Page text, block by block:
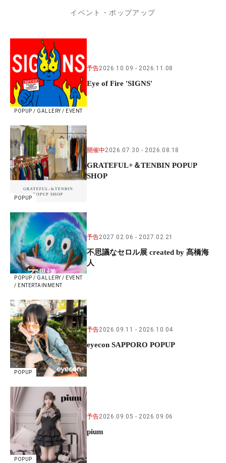
イベント・ポップアップ
POPUP / GALLERY / EVENT
予告2026.10.09 2026.11.08
Eye of Fire 'SIGNS'
POPUP
開催中2026.07.30 2026.08.18
GRATEFUL+＆TENBIN POPUP
SHOP
POPUP / GALLERY / EVENT
/ ENTERTAINMENT
予告2027.02.06 2027.02.21
不思議なセロル展 created by 髙橋海
人
POPUP
予告2026.09.11 2026.10.04
eyecon SAPPORO POPUP
POPUP
予告2026.09.05 2026.09.06
pium